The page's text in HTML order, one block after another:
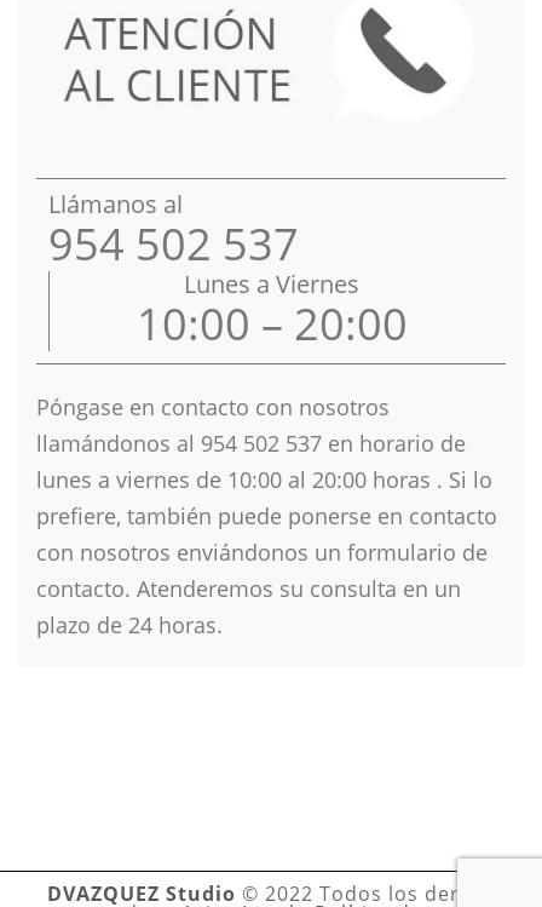
Llámanos al
954 502 537
Lunes a Viernes
10:00 – 20:00
Póngase en contacto con nosotros
llamándonos al 954 502 537 en horario de
lunes a viernes de 10:00 al 20:00 horas . Si lo
prefiere, también puede ponerse en contacto
con nosotros enviándonos un formulario de
contacto. Atenderemos su consulta en un
plazo de 24 horas.
DVAZQUEZ Studio © 2022 Todos los derechos